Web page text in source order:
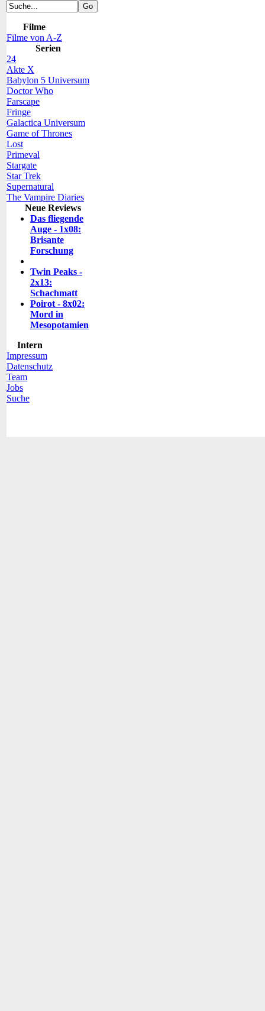
Filme
Filme von A-Z
Serien
24
Akte X
Babylon 5 Universum
Doctor Who
Farscape
Fringe
Galactica Universum
Game of Thrones
Lost
Primeval
Stargate
Star Trek
Supernatural
The Vampire Diaries
Neue Reviews
Das fliegende
Auge - 1x08:
Brisante
Forschung
Twin Peaks -
2x13:
Schachmatt
Poirot - 8x02:
Mord in
Mesopotamien
Intern
Impressum
Datenschutz
Team
Jobs
Suche